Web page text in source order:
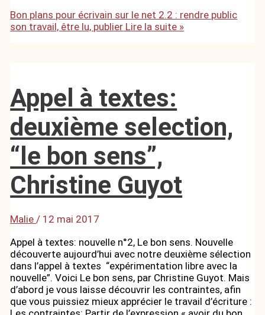
Bon plans pour écrivain sur le net 2.2 : rendre public
son travail, être lu, publier Lire la suite »
Appel à textes:
deuxième selection,
“le bon sens”,
Christine Guyot
Malie/ 12 mai 2017
Appel à textes: nouvelle n°2, Le bon sens. Nouvelle
découverte aujourd’hui avec notre deuxième sélection
dans l’appel à textes “expérimentation libre avec la
nouvelle”. Voici Le bon sens, par Christine Guyot. Mais
d’abord je vous laisse découvrir les contraintes, afin
que vous puissiez mieux apprécier le travail d’écriture :